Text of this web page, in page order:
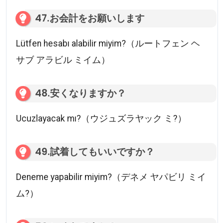
47.お会計をお願いします
Lütfen hesabı alabilir miyim?（ルートフェン ヘ
サブ アラビル ミイム）
48.安くなりますか？
Ucuzlayacak mı?（ウジュズラヤック ミ?）
49.試着してもいいですか？
Deneme yapabilir miyim?（デネメ ヤパビリ ミイ
ム?）